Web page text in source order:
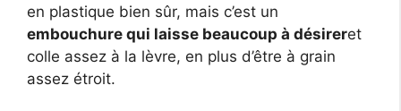
en plastique bien sûr, mais c’est un
embouchure qui laisse beaucoup à désireret
colle assez à la lèvre, en plus d’être à grain
assez étroit.